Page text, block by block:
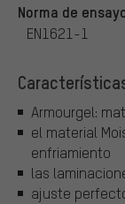
Norma de
EN1621-1
Armourgel:
el material
enfriamiento
las
ajuste